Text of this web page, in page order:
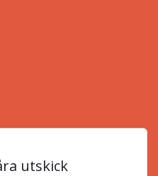
utskick